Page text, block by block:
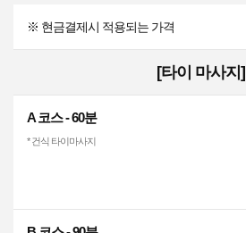
※ 현금결제시 적용되는 가격
[타이 마사지]
A 코스 - 60분
* 건식 타이마사지